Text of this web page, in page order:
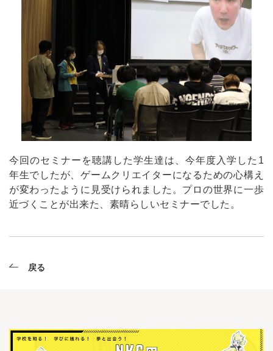
今回のセミナーを聴講した学生達は、今年度入学した1
年生でしたが、ゲームクリエイターになるための心構え
が変わったように見受けられました。プロの世界に一歩
近づくことが出来た、素晴らしいセミナーでした。
戻る